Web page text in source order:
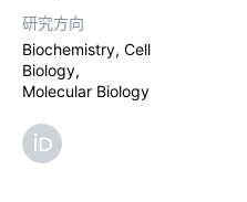
研究方向
Biochemistry, Cell
Biology,
Molecular Biology